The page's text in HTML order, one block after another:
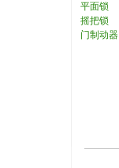
平面锁
摇把锁
门制动器